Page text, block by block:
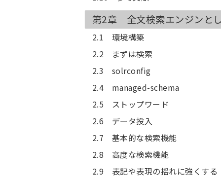
第2章 全文検索エンジンと
2.1 環境構築
2.2 まずは検索
2.3 solrconfig
2.4 managed-schema
2.5 ストップワード
2.6 データ投入
2.7 基本的な検索機能
2.8 高度な検索機能
2.9 表記や表現の揺れに強くする